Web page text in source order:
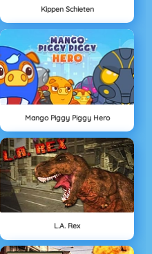
Kippen Schieten
Mango Piggy Piggy Hero
L.A. Rex